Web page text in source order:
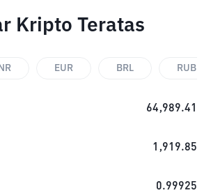
Kripto Teratas
EUR BRL RUB
64,989.41
1,919.85
0.99925